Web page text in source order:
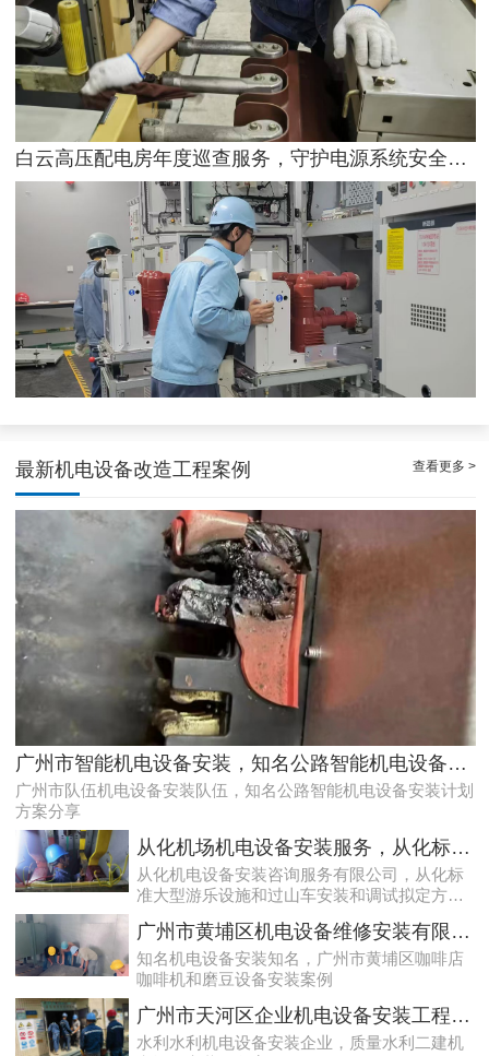
稳定且有力广州配电房巡检服务，减低缺陷状态发生几率
天河配电房预防性试验运行维护案例
最新机电设备改造工程案例 查看更多 >
广州市智能机电设备安装，知名公路智能机电设备安装计划方案分享
广州市队伍机电设备安装队伍，知名公路智能机电设备安装计划
方案分享
从化机场机电设备安装服务，从化标准大型游乐设施和过山车安装和调试拟定方案分享
从化机电设备安装咨询服务有限公司，从化标
准大型游乐设施和过山车安装和调试拟定方案
广州市黄埔区机电设备维修安装有限公司，广州市黄埔区咖啡店咖啡机和磨豆设备安装案例
知名机电设备安装知名，广州市黄埔区咖啡店
咖啡机和磨豆设备安装案例
广州市天河区企业机电设备安装工程，质量水利二建机电设备安装服务案例
水利水利机电设备安装企业，质量水利二建机